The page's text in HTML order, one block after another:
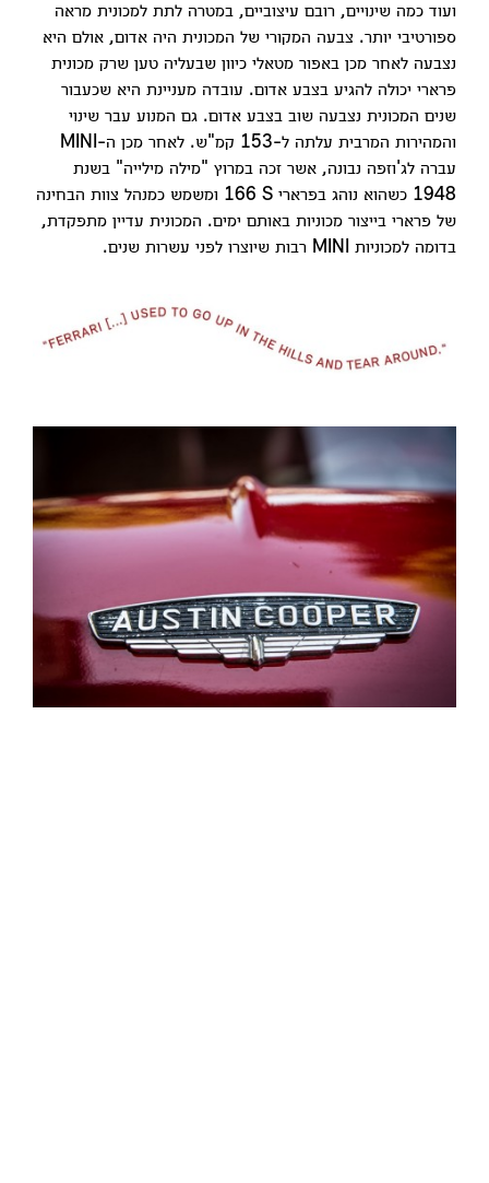
ועוד כמה שינויים, רובם עיצוביים, במטרה לתת למכונית מראה
ספורטיבי יותר. צבעה המקורי של המכונית היה אדום, אולם היא
נצבעה לאחר מכן באפור מטאלי כיוון שבעליה טען שרק מכונית
פרארי יכולה להגיע בצבע אדום. עובדה מעניינת היא שכעבור
שנים המכונית נצבעה שוב בצבע אדום. גם המנוע עבר שינוי
והמהירות המרבית עלתה ל-153 קמ"ש. לאחר מכן ה-MINI
עברה לג'וזפה נבונה, אשר זכה במרוץ "מילה מילייה" בשנת
1948 כשהוא נוהג בפרארי 166‎ S ומשמש כמנהל צוות הבחינה
של פרארי בייצור מכוניות באותם ימים. המכונית עדיין מתפקדת,
בדומה למכוניות MINI רבות שיוצרו לפני עשרות שנים.